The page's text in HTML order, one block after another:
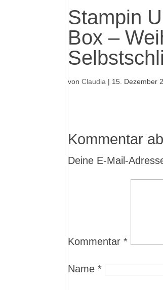
Stampin
Box –
vonClaudia | 15. Dezember
Kommentar
Deine E-Mail-
Kommentar*
Name*